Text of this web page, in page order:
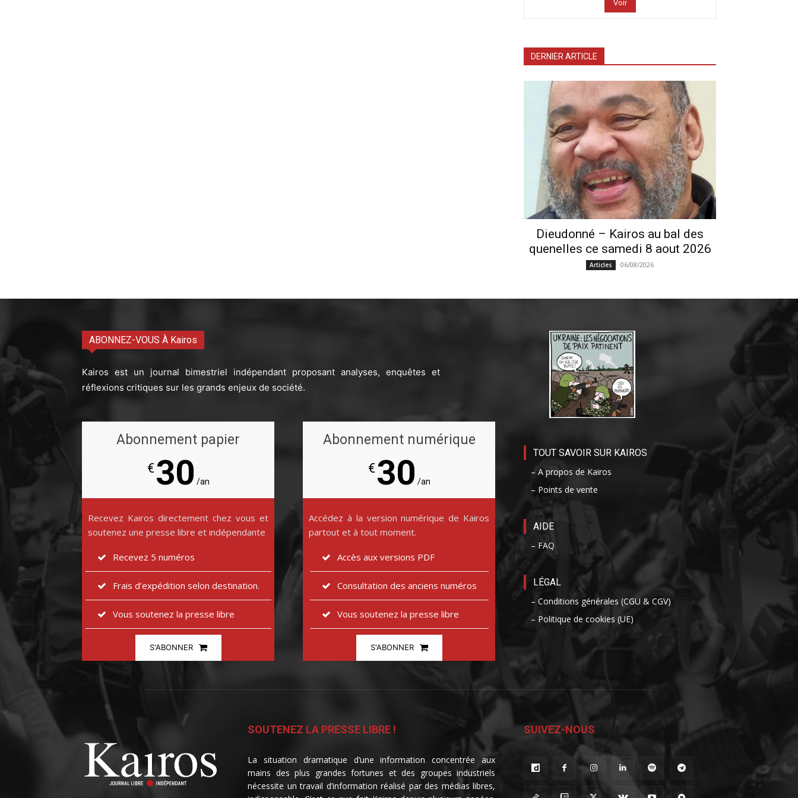
Voir
DERNIER ARTICLE
Dieudonné – Kairos au bal des
quenelles ce samedi 8 aout 2026
Articles 06/08/2026
ABONNEZ-VOUS À Kairos
Kairos est un journal bimestriel indépendant proposant analyses, enquêtes et
réflexions critiques sur les grands enjeux de société.
Abonnement papier
€30 /an
Recevez Kairos directement chez vous et
soutenez une presse libre et indépendante
Recevez 5 numéros
Frais d’expédition selon destination.
Vous soutenez la presse libre
S'ABONNER
Abonnement numérique
€30 /an
Accédez à la version numérique de Kairos
partout et à tout moment.
Accès aux versions PDF
Consultation des anciens numéros
Vous soutenez la presse libre
S'ABONNER
TOUT SAVOIR SUR KAIROS
– A propos de Kairos
– Points de vente
AIDE
– FAQ
LÉGAL
– Conditions générales (CGU & CGV)
– Politique de cookies (UE)
SOUTENEZ LA PRESSE LIBRE !
La situation dramatique d’une information concentrée aux
mains des plus grandes fortunes et des groupes industriels
nécessite un travail d’information réalisé par des médias libres,
SUIVEZ-NOUS